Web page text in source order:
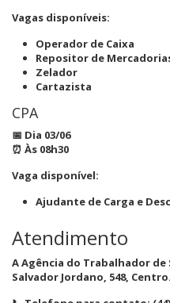
Vagas disponíveis:
Operador de Caixa
Repositor de
Zelador
Cartazista
CPA
📅 Dia 03/06
⏰ Às 08h30
Vaga disponível:
Ajudante de Carga e
Atendimento
A Agência do Trabalhador de
Salvador Jordano, 548, Centro.